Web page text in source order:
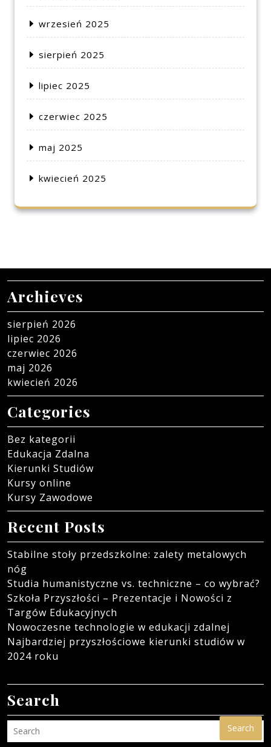
wrzesień 2025
sierpień 2025
lipiec 2025
czerwiec 2025
maj 2025
kwiecień 2025
Archieves
sierpień 2026
lipiec 2026
czerwiec 2026
maj 2026
kwiecień 2026
Categories
Bez kategorii
Edukacja Zdalna
Kierunki Studiów
Kursy online
Kursy Zawodowe
Recent Posts
Stabilne stoły przedszkolne: zalety metalowych
nóg
Studia humanistyczne vs. techniczne – co wybrać?
Szkoła Przyszłości – Prezentacje i Nowości z
Targów Edukacyjnych
Nowoczesne technologie w edukacji zdalnej
Najbardziej przyszłościowe kierunki studiów w
2024 roku
Search
Search